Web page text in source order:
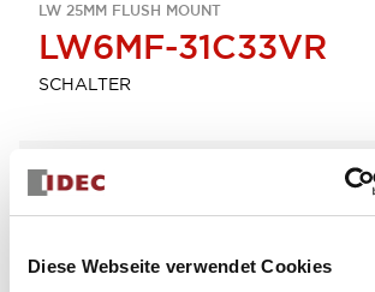
Diese Webseite verwendet Cookies
LW 25MM FLUSH MOUNT
LW6MF-31C33VR
SCHALTER
Menge auswählen
zum Zitat